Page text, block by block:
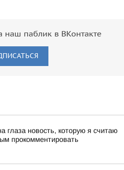
наш паблик в ВКонтакте
глаза новость, которую я считаю
прокомментировать